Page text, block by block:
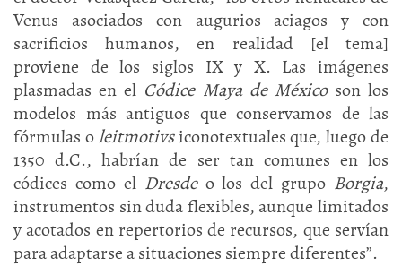
Venus asociados con augurios aciagos y con
sacrificios humanos, en realidad [el tema]
proviene de los siglos IX y X. Las imágenes
plasmadas en el Códice Maya de México son los
modelos más antiguos que conservamos de las
fórmulas oleitmotivsiconotextuales que, luego de
1350 d.C., habrían de ser tan comunes en los
códices como el Dresde o los del grupo Borgia,
instrumentos sin duda flexibles, aunque limitados
y acotados en repertorios de recursos, que servían
para adaptarse a situaciones siempre diferentes”.